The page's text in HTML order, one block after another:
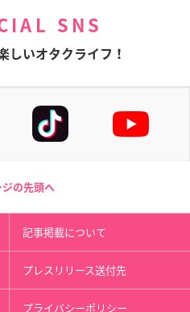
SNS
しいオタクライフ！
ジの先頭へ
記事掲載について
プレスリリース送付先
プライバシーポリシー